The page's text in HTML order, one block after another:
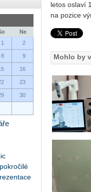
Ne
1
2
8 9
16
23
30
letos oslaví
na pozice
Mohlo by